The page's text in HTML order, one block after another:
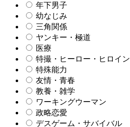
年下男子
幼なじみ
三角関係
ヤンキー・極道
医療
特撮・ヒーロー・ヒロイン
特殊能力
友情・青春
教養・雑学
ワーキングウーマン
政略恋愛
デスゲーム・サバイバル